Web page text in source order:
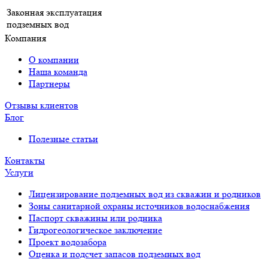
Законная эксплуатация
подземных вод
Компания
О компании
Наша команда
Партнеры
Отзывы клиентов
Блог
Полезные статьи
Контакты
Услуги
Лицензирование подземных вод из скважин и родников
Зоны санитарной охраны источников водоснабжения
Паспорт скважины или родника
Гидрогеологическое заключение
Проект водозабора
Оценка и подсчет запасов подземных вод